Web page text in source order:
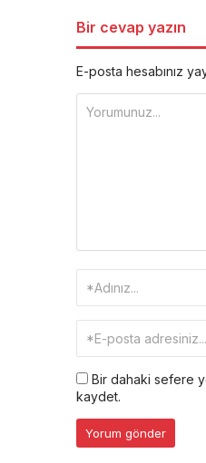
Bir cevap yazın
E-posta hesabınız
Bir dahaki sefere
kaydet.